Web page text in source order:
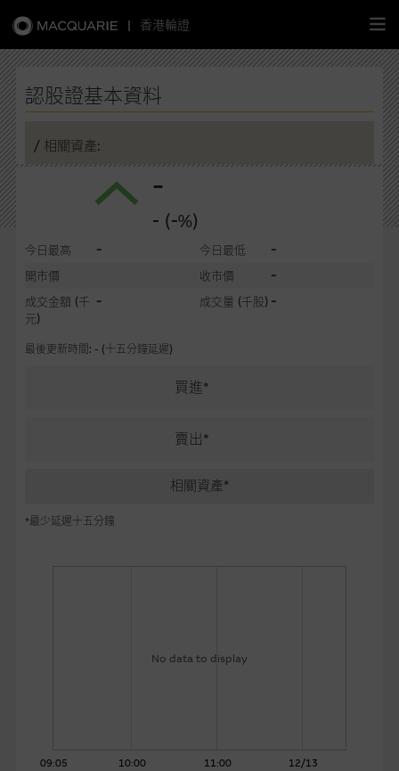
| 香港輪證
牛熊證
選股攻略
中資股票專頁
認股證基本資料
/ 相關資產:
-
- (-%)
今日最高 - 今日最低 -
開市價 收市價 -
成交金額 (千
元)
- 成交量 (千股) -
最後更新時間: - (十五分鐘延遲)
買進*
賣出*
相關資產*
*最少延遲十五分鐘
No data to display
09:05 10:00 11:00 12/13